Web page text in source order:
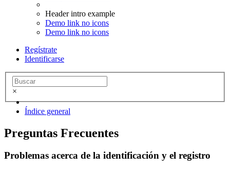
Header intro example
Demo link no icons
Demo link no icons
Regístrate
Identificarse
×
Índice general
Preguntas Frecuentes
Problemas acerca de la identificación y el registro